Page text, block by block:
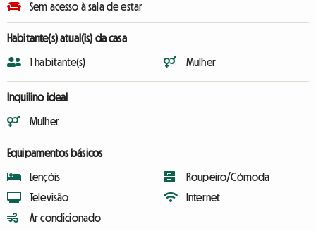
Sem acesso à sala de estar
Habitante(s) atual(is) da casa
1 habitante(s) Mulher
Inquilino ideal
Mulher
Equipamentos básicos
Lençóis
Televisão
Ar condicionado
Roupeiro/Cómoda
Internet